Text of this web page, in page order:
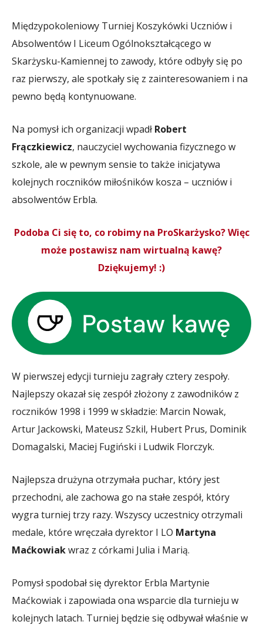
Międzypokoleniowy Turniej Koszykówki Uczniów i
Absolwentów I Liceum Ogólnokształcącego w
Skarżysku-Kamiennej to zawody, które odbyły się po
raz pierwszy, ale spotkały się z zainteresowaniem i na
pewno będą kontynuowane.
Na pomysł ich organizacji wpadł Robert
Frączkiewicz, nauczyciel wychowania fizycznego w
szkole, ale w pewnym sensie to także inicjatywa
kolejnych roczników miłośników kosza – uczniów i
absolwentów Erbla.
Podoba Ci się to, co robimy na ProSkarżysko? Więc
może postawisz nam wirtualną kawę?
Dziękujemy! :)
W pierwszej edycji turnieju zagrały cztery zespoły.
Najlepszy okazał się zespół złożony z zawodników z
roczników 1998 i 1999 w składzie: Marcin Nowak,
Artur Jackowski, Mateusz Szkil, Hubert Prus, Dominik
Domagalski, Maciej Fugiński i Ludwik Florczyk.
Najlepsza drużyna otrzymała puchar, który jest
przechodni, ale zachowa go na stałe zespół, który
wygra turniej trzy razy. Wszyscy uczestnicy otrzymali
medale, które wręczała dyrektor I LO Martyna
Maćkowiakwraz z córkami Julia i Marią.
Pomysł spodobał się dyrektor Erbla Martynie
Maćkowiak i zapowiada ona wsparcie dla turnieju w
kolejnych latach. Turniej będzie się odbywał właśnie w